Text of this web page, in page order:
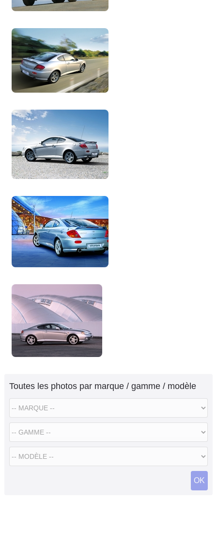
Toutes les photos par marque / gamme / modèle
OK